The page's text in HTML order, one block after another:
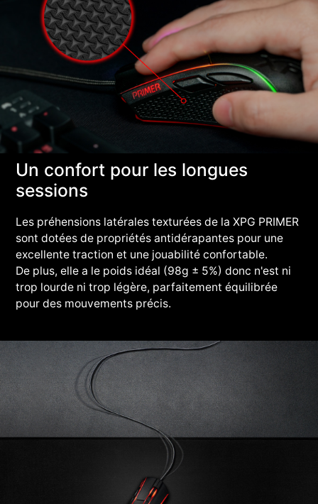
Un confort pour les longues
sessions
Les préhensions latérales texturées de la XPG PRIMER
sont dotées de propriétés antidérapantes pour une
excellente traction et une jouabilité confortable.
De plus, elle a le poids idéal (98g ± 5%) donc n'est ni
trop lourde ni trop légère, parfaitement équilibrée
pour des mouvements précis.